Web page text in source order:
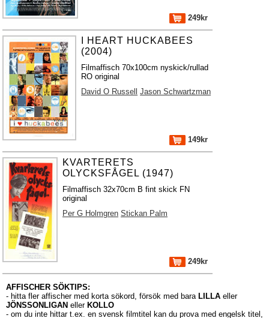
249kr
I HEART HUCKABEES
(2004)
Filmaffisch 70x100cm nyskick/rullad
RO original
David O Russell
Jason Schwartzman
149kr
KVARTERETS
OLYCKSFÅGEL (1947)
Filmaffisch 32x70cm B fint skick FN
original
Per G Holmgren Stickan Palm
249kr
AFFISCHER SÖKTIPS:
- hitta fler affischer med korta sökord, försök med bara LILLA eller
JÖNSSONLIGAN eller KOLLO
- om du inte hittar t.ex. en svensk filmtitel kan du prova med engelsk titel,